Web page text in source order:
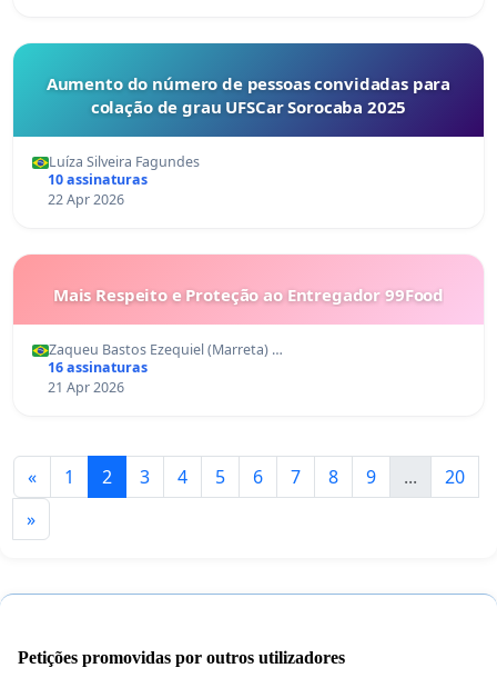
Aumento do número de pessoas convidadas para
colação de grau UFSCar Sorocaba 2025
Luíza Silveira Fagundes
10 assinaturas
22 Apr 2026
Mais Respeito e Proteção ao Entregador 99Food
Zaqueu Bastos Ezequiel (Marreta) …
16 assinaturas
21 Apr 2026
« 1 2 3 4 5 6 7 8 9 ...
20
»
Petições promovidas por outros utilizadores